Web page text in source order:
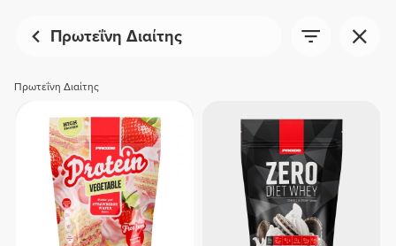
Πρωτεΐνη Διαίτης
Πρωτεΐνη Διαίτης